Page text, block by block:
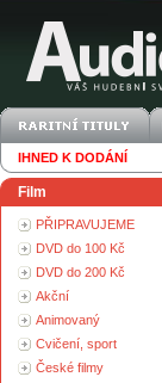
IHNED K DODÁNÍ
Film
PŘIPRAVUJEME
DVD do 100 Kč
DVD do 200 Kč
Akční
Animovaný
Cvičení, sport
České filmy